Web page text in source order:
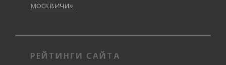
москвичи»
РЕЙТИНГИ САЙТА